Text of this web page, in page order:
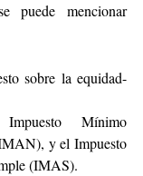
puede mencionar
sobre la equidad-
Mínimo
y el Impuesto
(IMAS).